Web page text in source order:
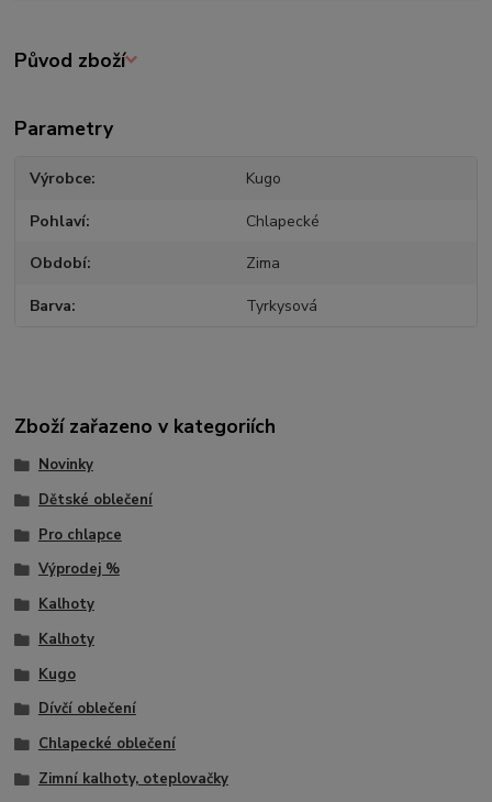
Původ zboží
Parametry
Výrobce Kugo
Pohlaví Chlapecké
Období Zima
Barva Tyrkysová
Zboží zařazeno v kategoriích
Novinky
Dětské oblečení
Pro chlapce
Výprodej %
Kalhoty
Kalhoty
Kugo
Dívčí oblečení
Chlapecké oblečení
Zimní kalhoty, oteplovačky